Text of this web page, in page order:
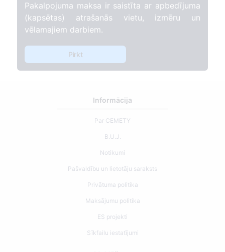
Pakalpojuma maksa ir saistīta ar apbedījuma
(kapsētas) atrašanās vietu, izmēru un
vēlamajiem darbiem.
Pirkt
Informācija
Par CEMETY
B.U.J.
Notikumi
Pašvaldību un lietotāju saraksts
Privātuma politika
Maksājumu politika
ES projekti
Sīkfailu iestatījumi